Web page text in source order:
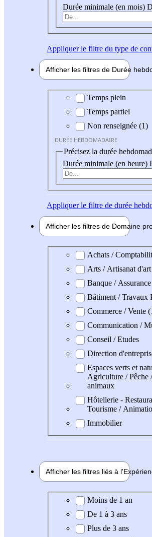
Durée minimale (en mois)
Appliquerle filtre du type de
Afficher les filtres de Durée
Durée hebdomadaire
Temps plein
Temps partiel
Non renseignée (1)
DURÉE HEBDOMADAIRE
Précisez la durée
Durée minimale (en heure)
Appliquerle filtre de durée
Afficher les filtres de Domaine
Domaine professionel
Achats /
Arts / Artisanat d'art
Banque / Assurance
Bâtiment / Travaux
Commerce / Vente
Communication /
Conseil / Etudes
Direction
Espaces verts et
Agriculture / Pêche
animaux
Hôtellerie -
Tourisme /
Immobilier
Afficher les filtres liés à l'
Expérience demandée
Moins de 1 an
De 1 à 3 ans
Plus de 3 ans